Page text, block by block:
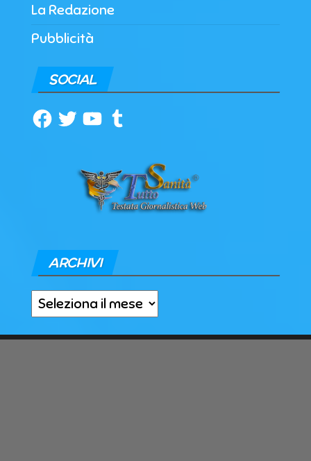
La Redazione
Pubblicità
SOCIAL
Facebook
TwitterYouTubeTumblr
ARCHIVI
Archivi